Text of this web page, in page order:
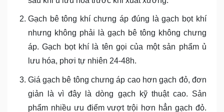
Gạch bê tông khí chưng áp đúng là gạch bọt khí
nhưng không phải là gạch bê tông không chưng
áp. Gạch bọt khí là tên gọi của một sản phẩm ủ
lưu hóa, phơi tự nhiên 24-48h.
Giá gạch bê tông chưng áp cao hơn gạch đỏ, đơn
giản là vì đây là dòng gạch kỹ thuật cao. Sản
phẩm nhiều ưu điểm vượt trội hơn hẳn gạch đỏ.